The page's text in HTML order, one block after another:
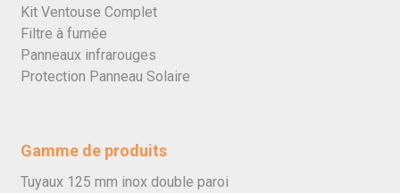
Kit Ventouse Complet
Filtre à fumée
Panneaux infrarouges
Protection Panneau Solaire
Gamme de produits
Tuyaux 125 mm inox double paroi